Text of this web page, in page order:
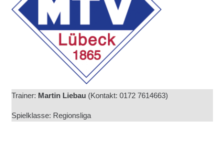
Trainer: Martin Liebau (Kontakt: 0172 7614663)
Spielklasse: Regionsliga